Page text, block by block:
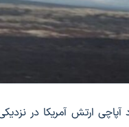
آپاچی ارتش آمریکا در